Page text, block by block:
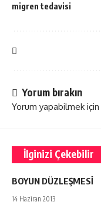
migren tedavisi
Yorum bırakın
Yorum yapabilmek için
İlginizi Çekebilir
BOYUN DÜZLEŞMESİ
14 Haziran 2013